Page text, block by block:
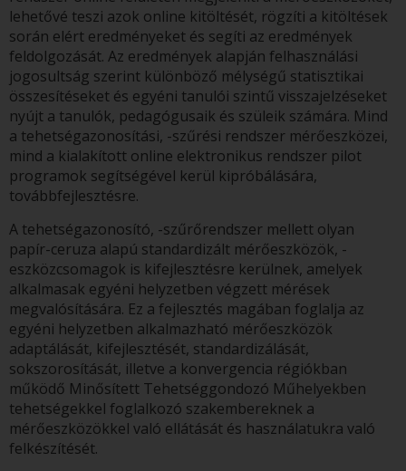
lehetővé teszi azok online kitöltését, rögzíti a kitöltések
során elért eredményeket és segíti az eredmények
feldolgozását. Az eredmények alapján felhasználási
jogosultság szerint különböző mélységű statisztikai
összesítéseket és egyéni tanulói szintű visszajelzéseket
nyújt a tanulók, pedagógusaik és szüleik számára. Mind
a tehetségazonosítási, -szűrési rendszer mérőeszközei,
mind a kialakított online elektronikus rendszer pilot
programok segítségével kerül kipróbálására,
továbbfejlesztésre.
A tehetségazonosító, -szűrőrendszer mellett olyan
papír-ceruza alapú standardizált mérőeszközök, -
eszközcsomagok is kifejlesztésre kerülnek, amelyek
alkalmasak egyéni helyzetben végzett mérések
megvalósítására. Ez a fejlesztés magában foglalja az
egyéni helyzetben alkalmazható mérőeszközök
adaptálását, kifejlesztését, standardizálását,
sokszorosítását, illetve a konvergencia régiókban
működő Minősített Tehetséggondozó Műhelyekben
tehetségekkel foglalkozó szakembereknek a
mérőeszközökkel való ellátását és használatukra való
felkészítését.